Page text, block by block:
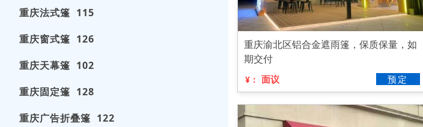
重庆法式篷 115
重庆窗式篷 126
重庆天幕篷 102
重庆固定篷 128
重庆广告折叠篷 122
重庆渝北区铝合金遮雨篷，保质保量，如
期交付
¥： 面议 预定